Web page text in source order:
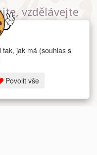
vzdělávejte
studiu v
jak má (souhlas s
Povolit vše